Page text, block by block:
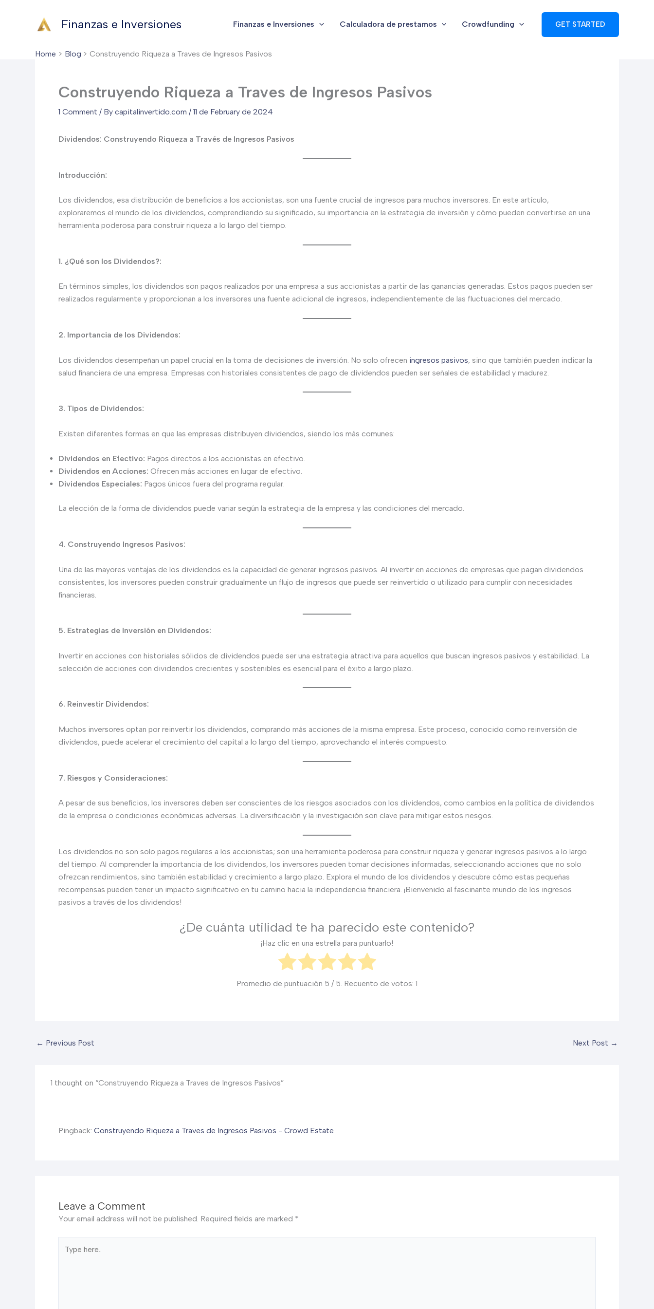
Finanzas e Inversiones Finanzas e Inversiones Calculadora de prestamos Crowdfunding GET STARTED
Home Blog Construyendo Riqueza a Traves de Ingresos Pasivos
Construyendo Riqueza a Traves de Ingresos Pasivos
1 Comment / By capitalinvertido.com / 11 de February de 2024
Dividendos: Construyendo Riqueza a Través de Ingresos Pasivos
Introducción:
Los dividendos, esa distribución de beneficios a los accionistas, son una fuente crucial de ingresos para muchos inversores. En este artículo,
exploraremos el mundo de los dividendos, comprendiendo su significado, su importancia en la estrategia de inversión y cómo pueden convertirse en una
herramienta poderosa para construir riqueza a lo largo del tiempo.
1. ¿Qué son los Dividendos?:
En términos simples, los dividendos son pagos realizados por una empresa a sus accionistas a partir de las ganancias generadas. Estos pagos pueden ser
realizados regularmente y proporcionan a los inversores una fuente adicional de ingresos, independientemente de las fluctuaciones del mercado.
2. Importancia de los Dividendos:
Los dividendos desempeñan un papel crucial en la toma de decisiones de inversión. No solo ofrecen ingresos pasivos, sino que también pueden indicar la
salud financiera de una empresa. Empresas con historiales consistentes de pago de dividendos pueden ser señales de estabilidad y madurez.
3. Tipos de Dividendos:
Existen diferentes formas en que las empresas distribuyen dividendos, siendo los más comunes:
Dividendos en Efectivo: Pagos directos a los accionistas en efectivo.
Dividendos en Acciones: Ofrecen más acciones en lugar de efectivo.
Dividendos Especiales: Pagos únicos fuera del programa regular.
La elección de la forma de dividendos puede variar según la estrategia de la empresa y las condiciones del mercado.
4. Construyendo Ingresos Pasivos:
Una de las mayores ventajas de los dividendos es la capacidad de generar ingresos pasivos. Al invertir en acciones de empresas que pagan dividendos
consistentes, los inversores pueden construir gradualmente un flujo de ingresos que puede ser reinvertido o utilizado para cumplir con necesidades
financieras.
5. Estrategias de Inversión en Dividendos:
Invertir en acciones con historiales sólidos de dividendos puede ser una estrategia atractiva para aquellos que buscan ingresos pasivos y estabilidad. La
selección de acciones con dividendos crecientes y sostenibles es esencial para el éxito a largo plazo.
6. Reinvestir Dividendos:
Muchos inversores optan por reinvertir los dividendos, comprando más acciones de la misma empresa. Este proceso, conocido como reinversión de
dividendos, puede acelerar el crecimiento del capital a lo largo del tiempo, aprovechando el interés compuesto.
7. Riesgos y Consideraciones:
A pesar de sus beneficios, los inversores deben ser conscientes de los riesgos asociados con los dividendos, como cambios en la política de dividendos
de la empresa o condiciones económicas adversas. La diversificación y la investigación son clave para mitigar estos riesgos.
Los dividendos no son solo pagos regulares a los accionistas; son una herramienta poderosa para construir riqueza y generar ingresos pasivos a lo largo
del tiempo. Al comprender la importancia de los dividendos, los inversores pueden tomar decisiones informadas, seleccionando acciones que no solo
ofrezcan rendimientos, sino también estabilidad y crecimiento a largo plazo. Explora el mundo de los dividendos y descubre cómo estas pequeñas
recompensas pueden tener un impacto significativo en tu camino hacia la independencia financiera. ¡Bienvenido al fascinante mundo de los ingresos
pasivos a través de los dividendos!
¿De cuánta utilidad te ha parecido este contenido?
¡Haz clic en una estrella para puntuarlo!
Promedio de puntuación 5 / 5. Recuento de votos: 1
← Previous Post Next Post →
1 thought on “Construyendo Riqueza a Traves de Ingresos Pasivos”
Pingback: Construyendo Riqueza a Traves de Ingresos Pasivos - Crowd Estate
Leave a Comment
Your email address will not be published. Required fields are marked *
here..